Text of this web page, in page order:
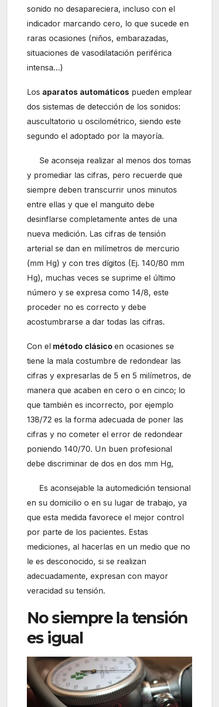
sonido no desapareciera, incluso con el
indicador marcando cero, lo que sucede en
raras ocasiones (niños, embarazadas,
situaciones de vasodilatación periférica
intensa…)
Los aparatos automáticos pueden emplear
dos sistemas de detección de los sonidos:
auscultatorio u oscilométrico, siendo este
segundo el adoptado por la mayoría.
Se aconseja realizar al menos dos tomas
y promediar las cifras, pero recuerde que
siempre deben transcurrir unos minutos
entre ellas y que el manguito debe
desinflarse completamente antes de una
nueva medición. Las cifras de tensión
arterial se dan en milímetros de mercurio
(mm Hg) y con tres dígitos (Ej. 140/80 mm
Hg), muchas veces se suprime el último
número y se expresa como 14/8, este
proceder no es correcto y debe
acostumbrarse a dar todas las cifras.
Con el método clásico en ocasiones se
tiene la mala costumbre de redondear las
cifras y expresarlas de 5 en 5 milímetros, de
manera que acaben en cero o en cinco; lo
que también es incorrecto, por ejemplo
138/72 es la forma adecuada de poner las
cifras y no cometer el error de redondear
poniendo 140/70. Un buen profesional
debe discriminar de dos en dos mm Hg,
Es aconsejable la automedición tensional
en su domicilio o en su lugar de trabajo, ya
que esta medida favorece el mejor control
por parte de los pacientes. Estas
mediciones, al hacerlas en un medio que no
le es desconocido, si se realizan
adecuadamente, expresan con mayor
veracidad su tensión.
No siempre la tensión
es igual